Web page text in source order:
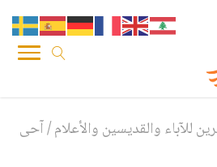
للآباء والقديسين والأعلام/آحى